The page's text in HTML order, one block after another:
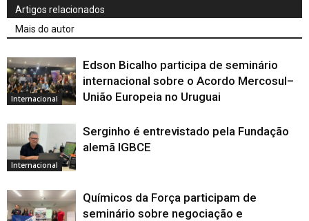
Artigos relacionados
Mais do autor
Internacional
Edson Bicalho participa de seminário
internacional sobre o Acordo Mercosul–
União Europeia no Uruguai
Internacional
Serginho é entrevistado pela Fundação
alemã IGBCE
Químicos da Força participam de
seminário sobre negociação e